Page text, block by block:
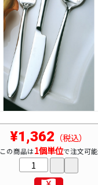
¥1,362 （税込）
この商品は1個単位で注文可能